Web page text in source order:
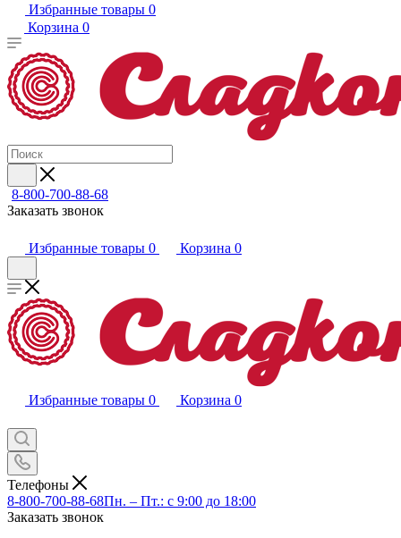
Избранные товары 0
Корзина 0
8-800-700-88-68
Заказать звонок
Избранные товары 0 Корзина 0
Избранные товары 0 Корзина 0
Телефоны
8-800-700-88-68Пн. – Пт.: с 9:00 до 18:00
Заказать звонок